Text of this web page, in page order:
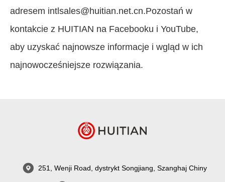
adresem intlsales@huitian.net.cn.Pozostań w
kontakcie z HUITIAN na Facebooku i YouTube,
aby uzyskać najnowsze informacje i wgląd w ich
najnowocześniejsze rozwiązania.
251, Wenji Road, dystrykt Songjiang, Szanghaj Chiny